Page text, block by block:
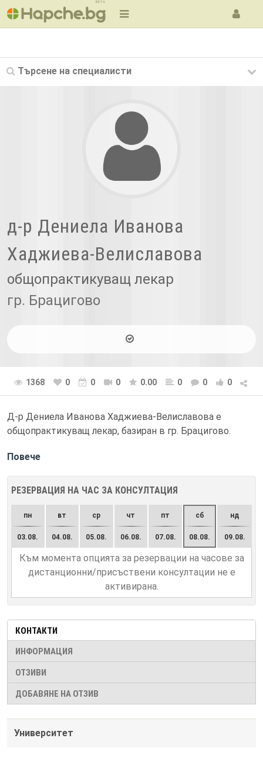
BETA
Търсене на специалисти
д-р Дениела Иванова
Хаджиева-Велиславова
общопрактикуващ лекар
гр. Брацигово
1368 0 0 0 0.00 0 0 0
Д-р Дениела Иванова Хаджиева-Велиславова е
общопрактикуващ лекар, базиран в гр. Брацигово.
Повече
РЕЗЕРВАЦИЯ НА ЧАС ЗА КОНСУЛТАЦИЯ
пн
03.08.
вт
04.08.
ср
05.08.
чт
06.08.
пт
07.08.
сб
08.08.
нд
09.08.
Към момента опцията за резервации на часове за
дистанционни/присъствени консултации не е
активирана.
КОНТАКТИ
ИНФОРМАЦИЯ
ОТЗИВИ
ДОБАВЯНЕ НА ОТЗИВ
Университет